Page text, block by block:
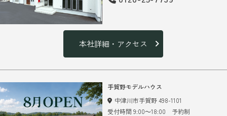
本社詳細・アクセス
手賀野モデルハウス
中津川市手賀野 498-1101
受付時間 9:00～18:00 予約制